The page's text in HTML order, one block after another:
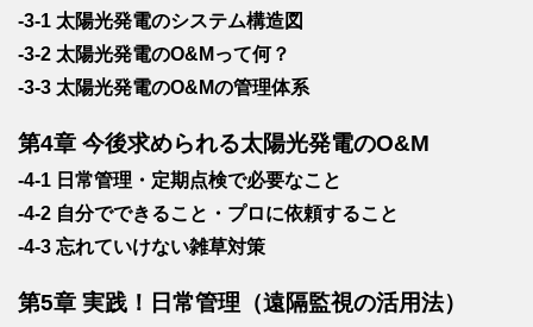
-3-1 太陽光発電のシステム構造図
-3-2 太陽光発電のO&Mって何？
-3-3 太陽光発電のO&Mの管理体系
第4章 今後求められる太陽光発電のO&M
-4-1 日常管理・定期点検で必要なこと
-4-2 自分でできること・プロに依頼すること
-4-3 忘れていけない雑草対策
第5章 実践！日常管理（遠隔監視の活用法）